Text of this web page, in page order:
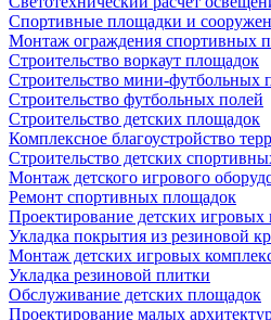
Спортивные площадки и
Монтаж ограждения спортивных
Строительство воркаут площадок
Строительство мини-футбольных
Строительство футбольных полей
Строительство детских площадок
Комплексное благоустройство
Строительство детских
Монтаж детского игрового
Ремонт спортивных площадок
Проектирование детских
Укладка покрытия из резиновой
Монтаж детских игровых
Укладка резиновой плитки
Обслуживание детских площадок
Проектирование малых